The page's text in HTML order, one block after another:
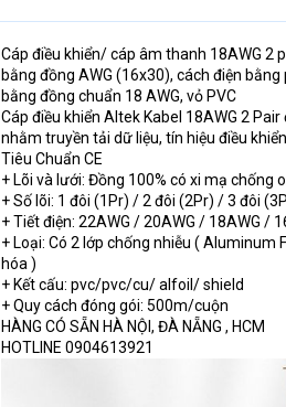
k
ó
a
Cáp điều khiển/ cáp âm thanh 18AWG 2
bằng đồng AWG (16x30), cách điện
bằng đồng chuẩn 18 AWG, vỏ PVC
Cáp điều khiển Altek Kabel 18AWG 2
nhằm truyền tải dữ liệu, tín hiệu điều
Tiêu Chuẩn CE
+ Lõi và lưới: Đồng 100% có xi mạ chống
+ Số lõi: 1 đôi (1Pr) / 2 đôi (2Pr) / 3 đôi
+ Tiết điện: 22AWG / 20AWG / 18AWG /
+ Loại: Có 2 lớp chống nhiễu (
hóa )
+ Kết cấu: pvc/pvc/cu/ alfoil/ shield
+ Quy cách đóng gói: 500m/cuộn
HÀNG CÓ SẴN HÀ NỘI, ĐÀ NẴNG , HCM
HOTLINE 0904613921